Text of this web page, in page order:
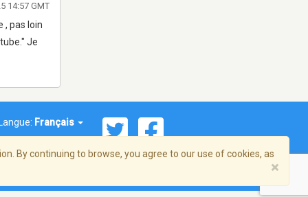
, pas loin
Je
14:57 GMT
Langue: Français
By continuing to browse, you agree to our use of cookies, as
×